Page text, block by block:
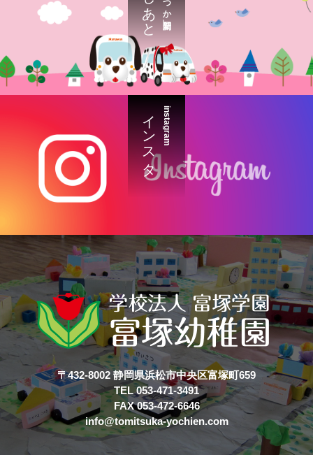
instagram
インスタ
〒432-8002 静岡県浜松市中央区富塚町659
TEL 053-471-3491
FAX 053-472-6646
info@tomitsuka-yochien.com